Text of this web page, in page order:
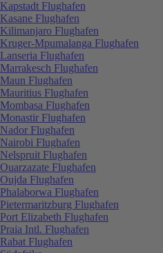
Kapstadt Flughafen
Kasane Flughafen
Kilimanjaro Flughafen
Kruger-Mpumalanga Flughafen
Lanseria Flughafen
Marrakesch Flughafen
Maun Flughafen
Mauritius Flughafen
Mombasa Flughafen
Monastir Flughafen
Nador Flughafen
Nairobi Flughafen
Nelspruit Flughafen
Ouarzazate Flughafen
Oujda Flughafen
Phalaborwa Flughafen
Pietermaritzburg Flughafen
Port Elizabeth Flughafen
Praia Intl. Flughafen
Rabat Flughafen